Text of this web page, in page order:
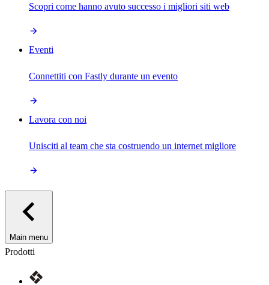
Scopri come hanno avuto successo i migliori siti web
Eventi
Connettiti con Fastly durante un evento
Lavora con noi
Unisciti al team che sta costruendo un internet migliore
Main menu
Prodotti